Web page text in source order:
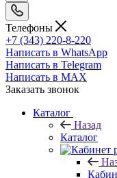
Телефоны
+7 (343) 220-8-220
Написать в WhatsApp
Написать в Telegram
Написать в MAX
Заказать звонок
Каталог
Назад
Каталог